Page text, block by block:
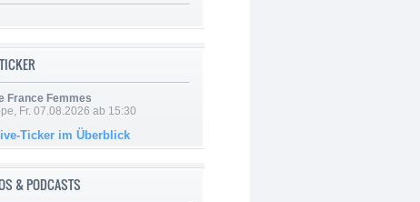
France Femmes
Fr. 07.08.2026 ab 15:30
Ticker im Überblick
& PODCASTS